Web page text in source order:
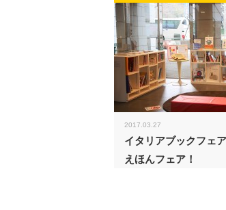
2017.03.27
イタリアブックフェ
えほんフェア！